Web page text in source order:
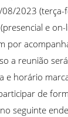
2023 (terça-
e on-
por
a reunião
e horário
de
seguinte